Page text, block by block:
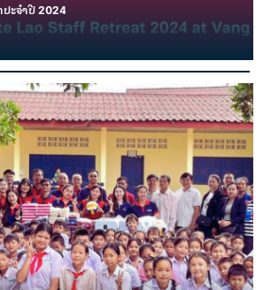
ະຈຳປີ 2024